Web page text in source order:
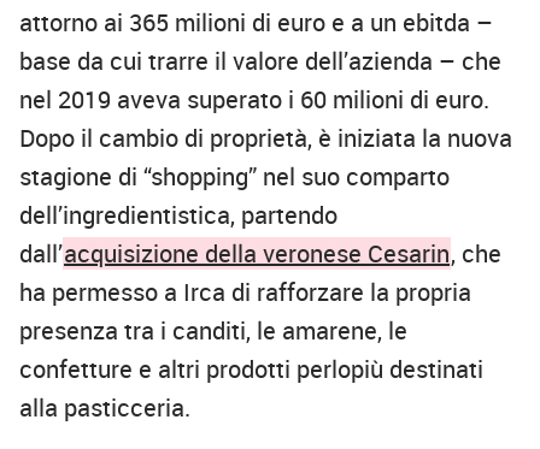
attorno ai 365 milioni di euro e a un ebitda –
base da cui trarre il valore dell’azienda – che
nel 2019 aveva superato i 60 milioni di euro.
Dopo il cambio di proprietà, è iniziata la nuova
stagione di “shopping” nel suo comparto
dell’ingredientistica, partendo
dall’acquisizione della veronese Cesarin, che
ha permesso a Irca di rafforzare la propria
presenza tra i canditi, le amarene, le
confetture e altri prodotti perlopiù destinati
alla pasticceria.